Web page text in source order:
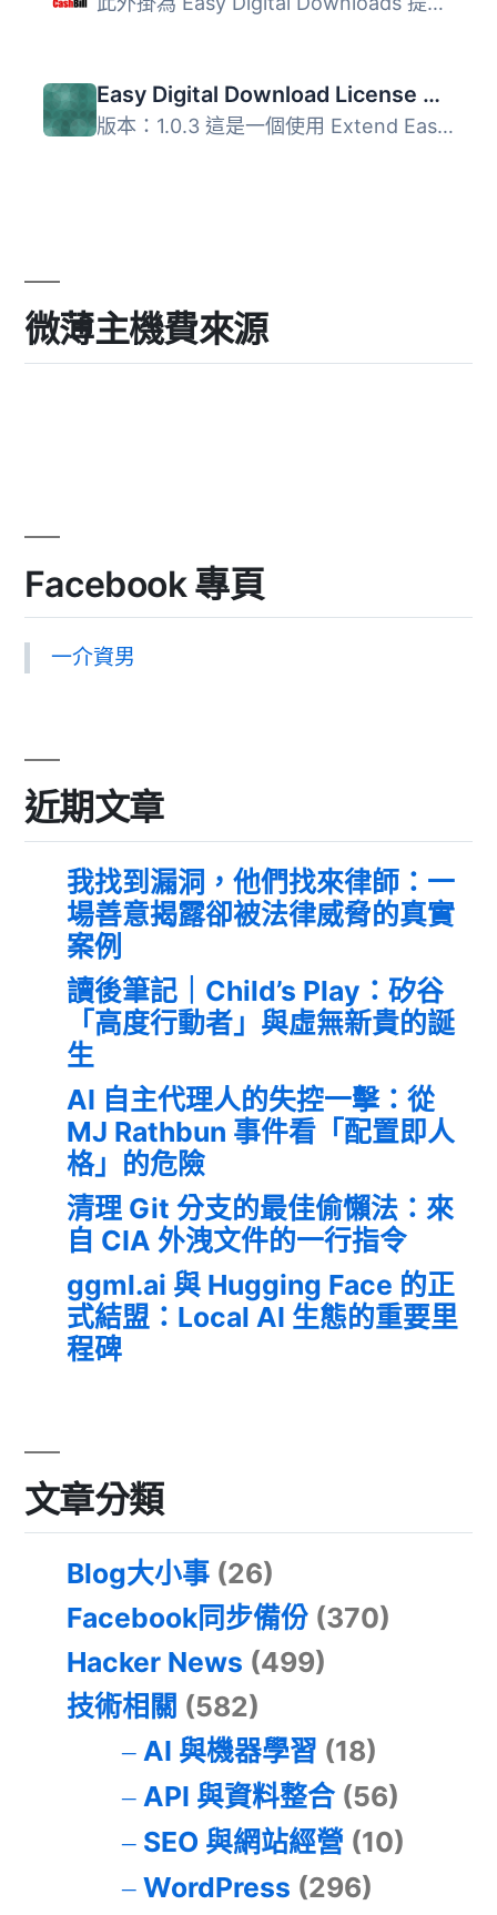
Easy Digital Download License Activator Notifier
版本：1.0.3 這是一個使用 Extend Easy Digital Download 軟...
微薄主機費來源
Facebook 專頁
一介資男
近期文章
我找到漏洞，他們找來律師：一
場善意揭露卻被法律威脅的真實
案例
讀後筆記｜Child’s Play：矽谷
「高度行動者」與虛無新貴的誕
生
AI 自主代理人的失控一擊：從
MJ Rathbun 事件看「配置即人
格」的危險
清理 Git 分支的最佳偷懶法：來
自 CIA 外洩文件的一行指令
ggml.ai 與 Hugging Face 的正
式結盟：Local AI 生態的重要里
程碑
文章分類
Blog大小事 (26)
Facebook同步備份 (370)
Hacker News (499)
技術相關 (582)
AI 與機器學習 (18)
API 與資料整合(56)
SEO 與網站經營 (10)
WordPress (296)